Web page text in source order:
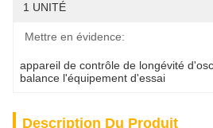
1 UNITÉ
Mettre en évidence:
appareil de contrôle de longévité
balance l'équipement d'essai
Description Du Produit